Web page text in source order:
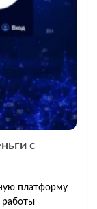
с
платформу
работы